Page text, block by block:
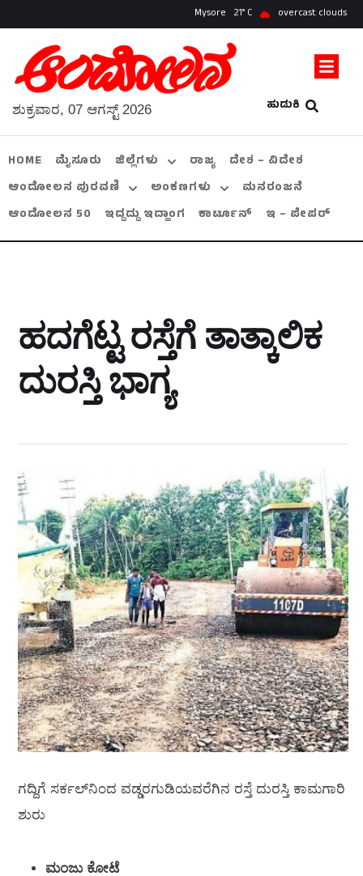
Mysore 21 overcast clouds
ಹುಡುಕಿ
ಶುಕ್ರವಾರ, 07 ಆಗಸ್ಟ್ 2026
HOME ಮೈಸೂರು ಜಿಲ್ಲೆಗಳು ರಾಜ್ಯ
ದೇಶ – ವಿದೇಶ
ಆಂದೋಲನ ಪುರವಣಿ
ಅಂಕಣಗಳು
ಮನರಂಜನೆ
ಆಂದೋಲನ 50
ಇದ್ದದ್ದು ಇದ್ಹಾಂಗ ಕಾರ್ಟೂನ್ ಇ – ಪೇಪರ್
ಹದಗೆಟ್ಟ ರಸ್ತೆಗೆ ತಾತ್ಕಾಲಿಕ
ದುರಸ್ತಿ ಭಾಗ್ಯ
ಗದ್ದಿಗೆ ಸರ್ಕಲ್‌ನಿಂದ ವಡ್ಡರಗುಡಿಯವರೆಗಿನ ರಸ್ತೆ ದುರಸ್ತಿ ಕಾಮಗಾರಿ
ಶುರು
ಮಂಜು ಕೋಟೆ